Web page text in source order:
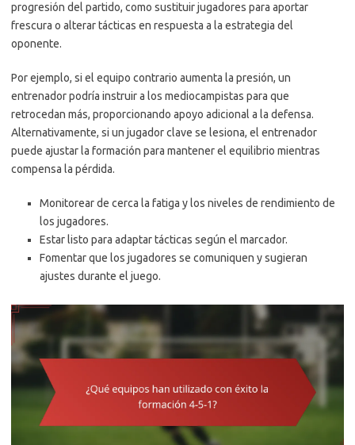
progresión del partido, como sustituir jugadores para aportar
frescura o alterar tácticas en respuesta a la estrategia del
oponente.
Por ejemplo, si el equipo contrario aumenta la presión, un
entrenador podría instruir a los mediocampistas para que
retrocedan más, proporcionando apoyo adicional a la defensa.
Alternativamente, si un jugador clave se lesiona, el entrenador
puede ajustar la formación para mantener el equilibrio mientras
compensa la pérdida.
Monitorear de cerca la fatiga y los niveles de rendimiento de
los jugadores.
Estar listo para adaptar tácticas según el marcador.
Fomentar que los jugadores se comuniquen y sugieran
ajustes durante el juego.